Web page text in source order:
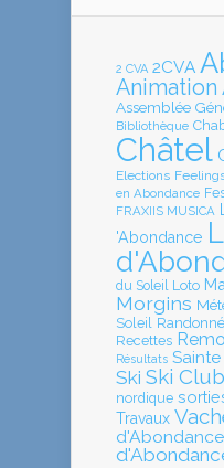
2 CVA 2CVA
Animation
Assemblée
Bibliothèque
Châtel
Elections
en Abondance
FRAXIIS MUSICA
'Abondance
du Soleil Loto
Morgins
Soleil
Recettes
Résultats
Ski Ski Club
nordique
Travaux
d'Abondance